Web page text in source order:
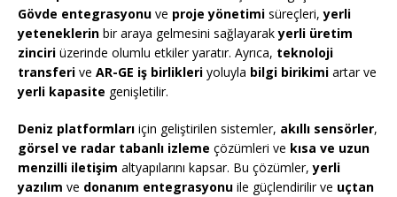
Gövde entegrasyonu ve proje yönetimi süreçleri,yerli
yeteneklerin bir araya gelmesini sağlayarakyerli üretim
zinciri üzerinde olumlu etkiler yaratır. Ayrıca, teknoloji
transferi ve AR-GE iş birlikleri yoluyla bilgi birikimi artar ve
yerli kapasite genişletilir.
Deniz platformları için geliştirilen sistemler, akıllı sensörler,
görsel ve radar tabanlı izleme çözümleri ve kısa ve uzun
menzilli iletişim altyapılarını kapsar. Bu çözümler,yerli
yazılım ve donanım entegrasyonu ile güçlendirilir ve uçtan